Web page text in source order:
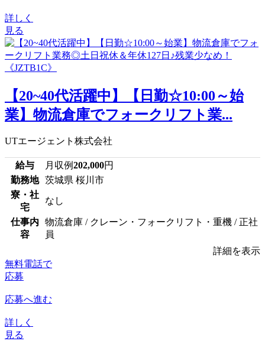
詳しく
見る
【20~40代活躍中】【日勤☆10:00～始
業】物流倉庫でフォークリフト業...
UTエージェント株式会社
給与 月収例202,000円
勤務地
茨城県 桜川市
寮・社
宅
なし
仕事内
容
物流倉庫 / クレーン・フォークリフト・重機 / 正社
員
詳細を表示
無料電話で
応募
応募へ進む
詳しく
見る